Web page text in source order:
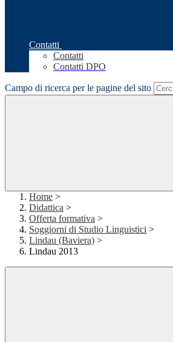
Contatti
Contatti
Contatti DPO
Campo di ricerca per le pagine del sito
Home >
Didattica >
Offerta formativa >
Soggiorni di Studio Linguistici >
Lindau (Baviera) >
Lindau 2013